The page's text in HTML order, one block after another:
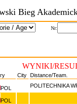
Bieg
Nr:
WYNIKI/
City Distance/Team.
POL POLITECHNIKA
POL